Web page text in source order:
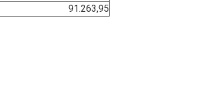
91.263,95